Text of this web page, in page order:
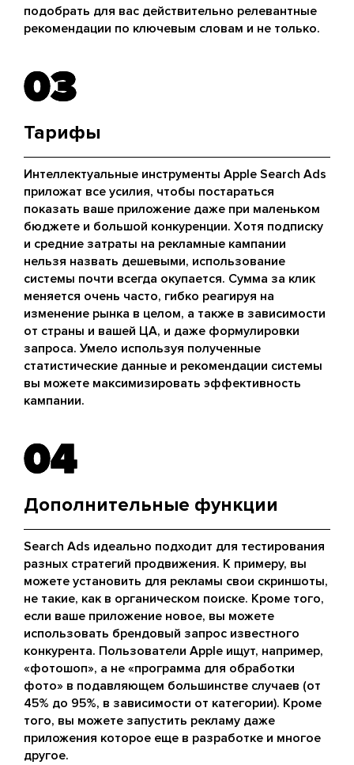
подобрать для вас действительно релевантные
рекомендации по ключевым словам и не только.
03
03
Тарифы
Интеллектуальные инструменты Apple Search Ads
приложат все усилия, чтобы постараться
показать ваше приложение даже при маленьком
бюджете и большой конкуренции. Хотя подписку
и средние затраты на рекламные кампании
нельзя назвать дешевыми, использование
системы почти всегда окупается. Сумма за клик
меняется очень часто, гибко реагируя на
изменение рынка в целом, а также в зависимости
от страны и вашей ЦА, и даже формулировки
запроса. Умело используя полученные
статистические данные и рекомендации системы
вы можете максимизировать эффективность
кампании.
04
04
Дополнительные функции
Search Ads идеально подходит для тестирования
разных стратегий продвижения. К примеру, вы
можете установить для рекламы свои скриншоты,
не такие, как в органическом поиске. Кроме того,
если ваше приложение новое, вы можете
использовать брендовый запрос известного
конкурента. Пользователи Apple ищут, например,
«фотошоп», а не «программа для обработки
фото» в подавляющем большинстве случаев (от
45% до 95%, в зависимости от категории). Кроме
того, вы можете запустить рекламу даже
приложения которое еще в разработке и многое
другое.